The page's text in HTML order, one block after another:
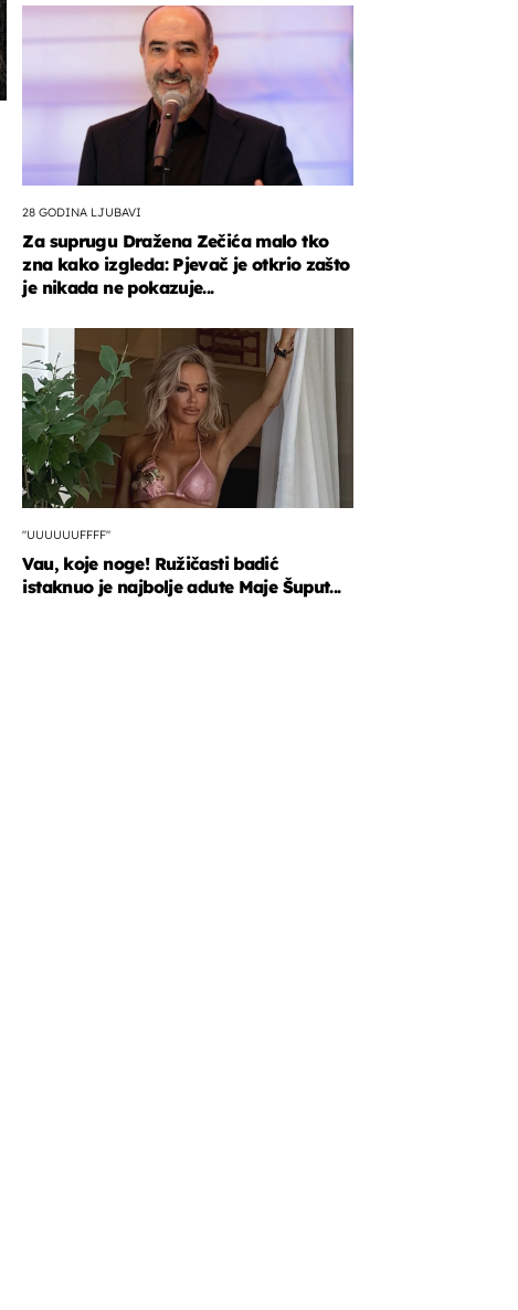
28 GODINA LJUBAVI
Za suprugu Dražena Zečića malo tko
zna kako izgleda: Pjevač je otkrio zašto
je nikada ne pokazuje...
"UUUUUUFFFF"
Vau, koje noge! Ružičasti badić
istaknuo je najbolje adute Maje Šuput...